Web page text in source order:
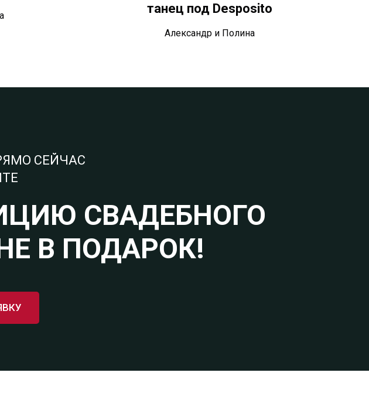
танец под Desposito
Александр и Полина
СЕЙЧАС
СВАДЕБНОГО
В ПОДАРОК!